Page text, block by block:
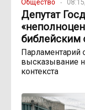
Общество
Депутат
Парламентарий
высказывание
контекста